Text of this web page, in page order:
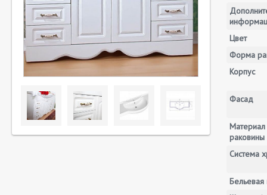
Цвет
Форма
Корпус
Фасад
Материал
раковины
Система
Бельевая